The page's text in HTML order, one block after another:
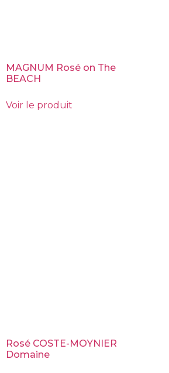
MAGNUM Rosé on The
BEACH
Voir le produit
Rosé COSTE-MOYNIER
Domaine